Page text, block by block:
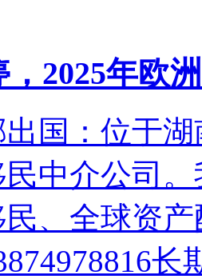
2025年欧
国：位于
民中介公司
、全球资
长